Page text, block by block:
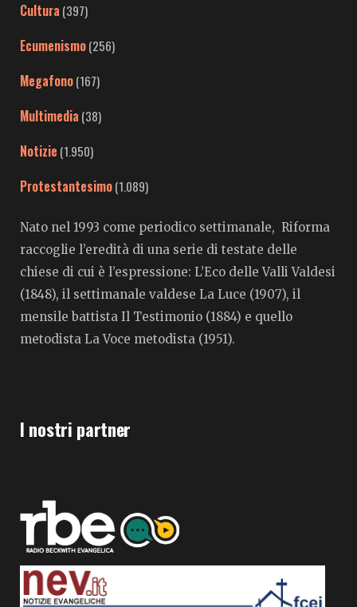
Cultura (397)
Ecumenismo(256)
Megafono(167)
Multimedia (38)
Notizie (1.950)
Protestantesimo(1.089)
Nato nel 1993 come periodico settimanale, Riforma
raccoglie l’eredità di una serie di testate delle
chiese di cui è l’espressione: L’Eco delle Valli Valdesi
(1848), il settimanale valdese La Luce (1907), il
mensile battista Il Testimonio (1884) e quello
metodista La Voce metodista (1951).
I nostri partner